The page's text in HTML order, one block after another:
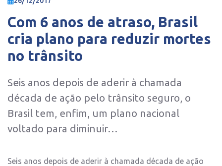
Com 6 anos de atraso, Brasil
cria plano para reduzir mortes
no trânsito
Seis anos depois de aderir à chamada
década de ação pelo trânsito seguro, o
Brasil tem, enfim, um plano nacional
voltado para diminuir…
Seis anos depois de aderir à chamada década de ação